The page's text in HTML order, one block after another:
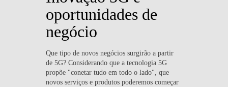
WHAT'S HAPPENING
oportunidades de
negócio
Que tipo de novos negócios surgirão a partir
de 5G? Considerando que a tecnologia 5G
propõe "conetar tudo em todo o lado", que
novos serviços e produtos poderemos começar